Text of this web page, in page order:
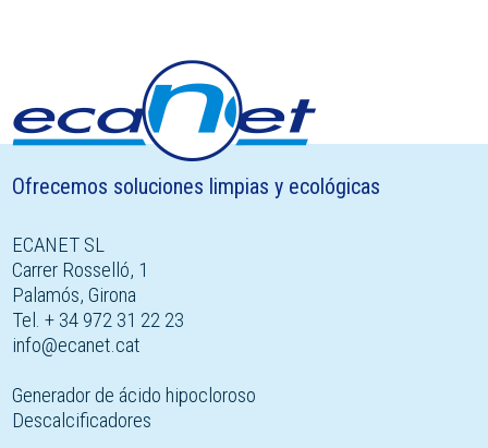
Ofrecemos soluciones limpias y ecológicas
ECANET SL
Carrer Rosselló, 1
Palamós, Girona
Tel. + 34 972 31 22 23
info@ecanet.cat
Generador de ácido hipocloroso
Descalcificadores